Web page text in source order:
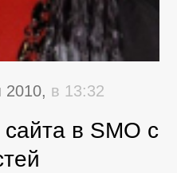
2010, в 13:32
в SMO с